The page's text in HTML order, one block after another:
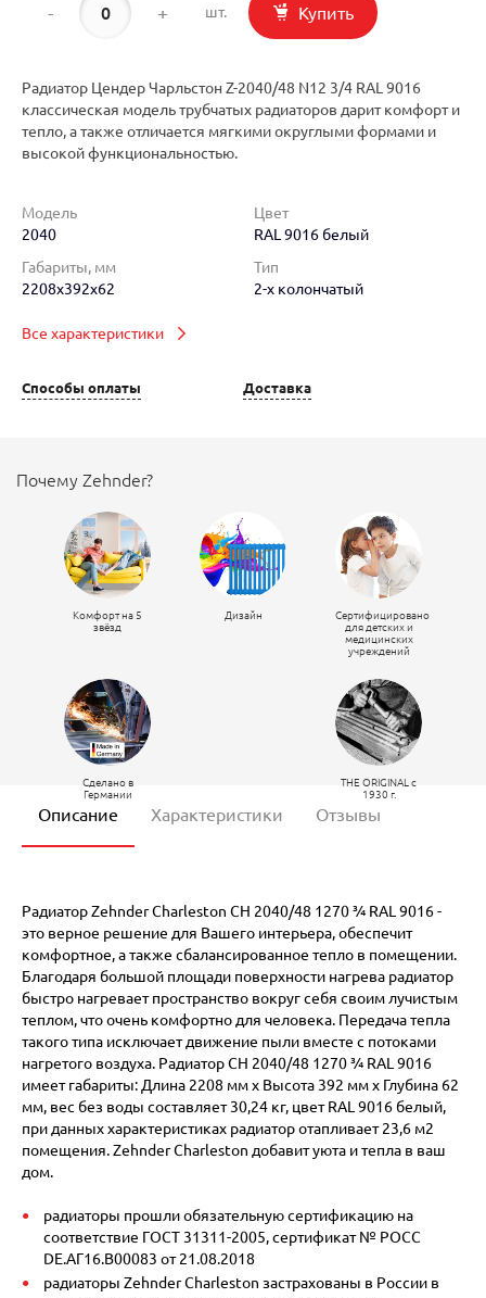
- + шт. Купить
Радиатор Цендер Чарльстон Z-2040/48 N12 3/4 RAL 9016
классическая модель трубчатых радиаторов дарит комфорт и
тепло, а также отличается мягкими округлыми формами и
высокой функциональностью.
Модель
2040
Цвет
RAL 9016 белый
Габариты, мм
2208x392x62
Тип
2-х колончатый
Все характеристики
Способы оплаты Доставка
Почему Zehnder?
Комфорт на 5
звёзд
Дизайн
Сертифицировано
для детских и
медицинских
учреждений
Сделано в
Германии
THE ORIGINAL c
1930 г.
Описание Характеристики Отзывы
Радиатор Zehnder Charleston CH 2040/48 1270 ¾ RAL 9016 -
это верное решение для Вашего интерьера, обеспечит
комфортное, а также сбалансированное тепло в помещении.
Благодаря большой площади поверхности нагрева радиатор
быстро нагревает пространство вокруг себя своим лучистым
теплом, что очень комфортно для человека. Передача тепла
такого типа исключает движение пыли вместе с потоками
нагретого воздуха. Радиатор CH 2040/48 1270 ¾ RAL 9016
имеет габариты: Длина 2208 мм х Высота 392 мм х Глубина 62
мм, вес без воды составляет 30,24 кг, цвет RAL 9016 белый,
при данных характеристиках радиатор отапливает 23,6 м2
помещения. Zehnder Charleston добавит уюта и тепла в ваш
дом.
радиаторы прошли обязательную сертификацию на
соответствие ГОСТ 31311-2005, сертификат № POCC
DE.АГ16.В00083 от 21.08.2018
радиаторы Zehnder Charleston застрахованы в России в